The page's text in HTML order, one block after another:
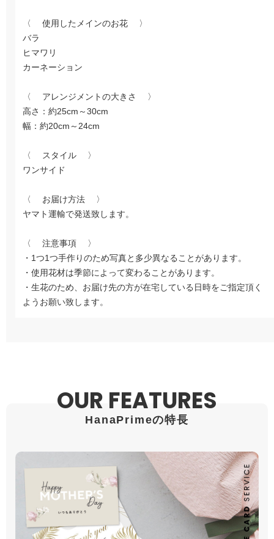
〈 使用したメインのお花 〉
バラ
ヒマワリ
カーネーション
〈 アレンジメントの大きさ 〉
高さ：約25cm～30cm
幅：約20cm～24cm
〈 スタイル 〉
ワンサイド
〈 お届け方法 〉
ヤマト運輸で発送致します。
〈 注意事項 〉
・1つ1つ手作りのため写真と多少異なることがあります。
・使用花材は季節によって変わることがあります。
・生花のため、お届け先の方が在宅している日時をご指定頂く
ようお願い致します。
OUR FEATURES
HanaPrimeの特長